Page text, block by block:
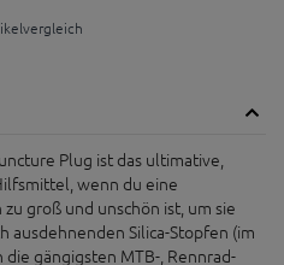
Plug ist das ultimative,
wenn du eine
groß und unschön ist, um sie
ausdehnenden Silica-Stopfen (im
gängigsten MTB-, Rennrad-